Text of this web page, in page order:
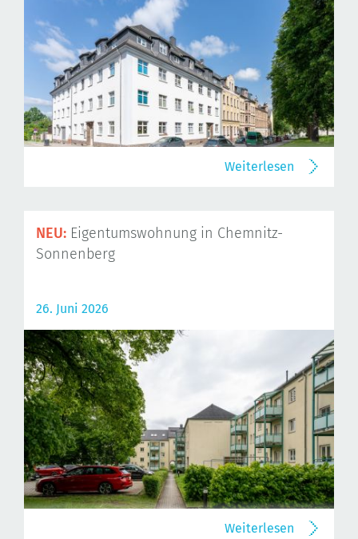
Weiterlesen
NEU: Eigentumswohnung in Chemnitz-
Sonnenberg
26. Juni 2026
Weiterlesen